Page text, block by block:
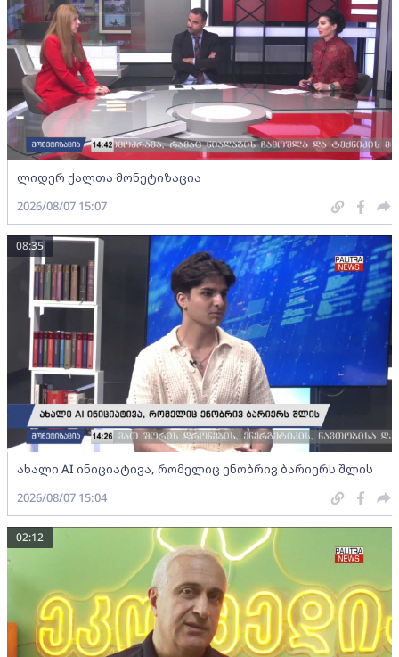
ლიდერ ქალთა მონეტიზაცია
2026/08/07 15:07
ახალი AI ინიციატივა, რომელიც ენობრივ ბარიერს შლის
08:35
2026/08/07 15:04
02:12